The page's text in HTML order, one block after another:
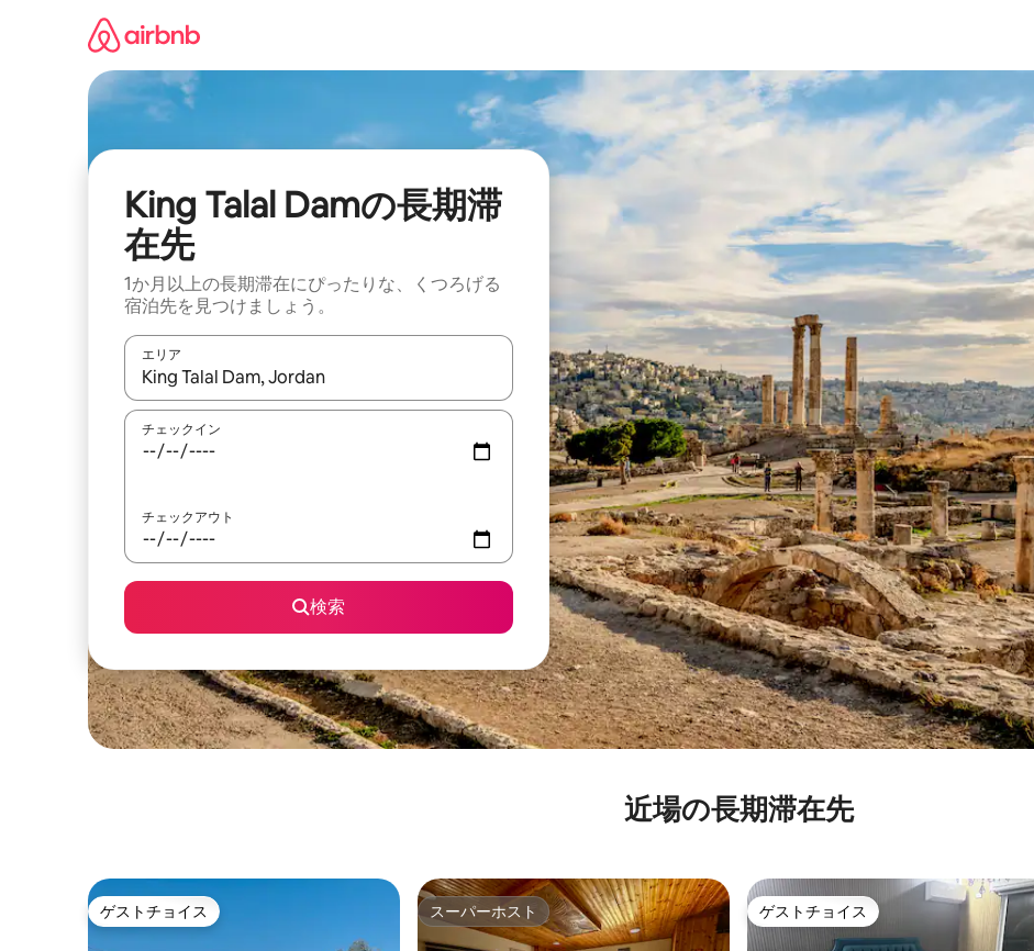
King Talal Damの長期滞
在先
1か月以上の長期滞在にぴったりな、くつろげる
宿泊先を見つけましょう。
エリア
検索結果が表示されたら、上下の矢印キーを使って移動するか、画面をタッチまたはスワイプして検索結果を確認することができ
チェックイン
チェックアウト
検索
近場の長期滞在先
ゲストチョイス
ゲストチョイス スーパーホスト
スーパーホスト ゲストチョイス
ゲストチョイス